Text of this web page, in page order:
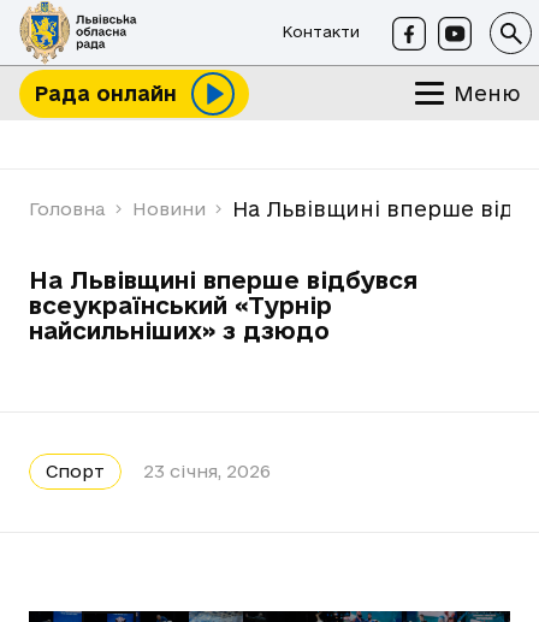
Контакти
Рада онлайн Меню
Головна Новини На Львівщині вперше
На Львівщині вперше відбувся
всеукраїнський «Турнір
найсильніших» з дзюдо
Спорт 23 січня, 2026